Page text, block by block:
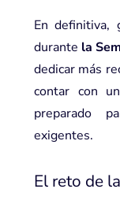
En definitiva,
durante la
dedicar más
contar con
preparado
exigentes.
El reto de